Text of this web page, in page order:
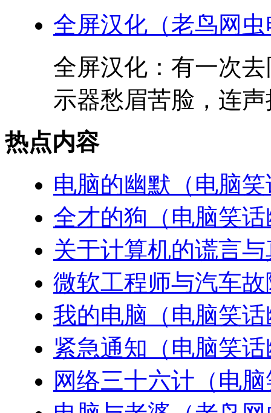
全屏汉化（老鸟网
全屏汉化：有一次
示器愁眉苦脸，连
热点内容
电脑的幽默（电脑
全才的狗（电脑笑
关于计算机的谎言
微软工程师与汽车
我的电脑（电脑笑
紧急通知（电脑笑
网络三十六计（电